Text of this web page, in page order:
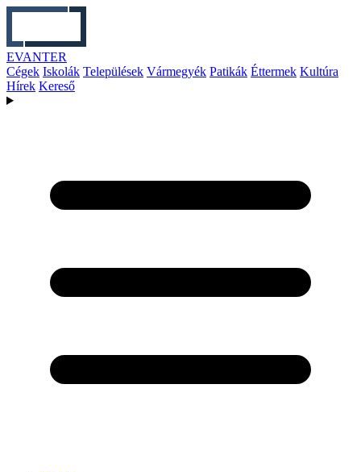
EVANTER
Cégek Iskolák Települések Vármegyék Patikák Éttermek Kultúra
Hírek Kereső